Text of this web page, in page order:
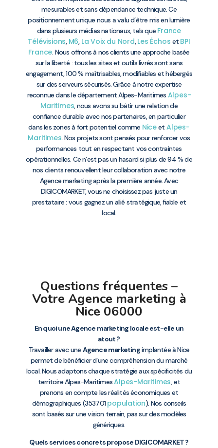
mesurables et sans dépendance technique. Ce
positionnement unique nous a valu d’être mis en lumière
dans plusieurs médias nationaux, tels que France
Télévisions, M6, La Voix du Nord,Les Échos et BPI
France. Nous offrons à nos clients une approche basée
sur la liberté : tous les sites et outils livrés sont sans
engagement, 100 % maîtrisables, modifiables et hébergés
sur des serveurs sécurisés. Grâce à notre expertise
reconnue dans le département Alpes-Maritimes Alpes-
Maritimes, nous avons su bâtir une relation de
confiance durable avec nos partenaires, en particulier
dans les zones à fort potentiel comme Niceet Alpes-
Maritimes. Nos projets sont pensés pour renforcer vos
performances tout en respectant vos contraintes
opérationnelles. Ce n’est pas un hasard si plus de 94 % de
nos clients renouvellent leur collaboration avec notre
Agence marketing après la première année. Avec
DIGICOMARKET, vous ne choisissez pas juste un
prestataire : vous gagnez un allié stratégique, fiable et
local.
Questions fréquentes –
Votre Agence marketing à
Nice 06000
En quoi une Agence marketing locale est-elle un
atout ?
Travailler avec une Agence marketingimplantée à Nice
permet de bénéficier d’une compréhension du marché
local. Nous adaptons chaque stratégie aux spécificités du
territoire Alpes-MaritimesAlpes-Maritimes, et
prenons en compte les réalités économiques et
démographiques (353701population). Nos conseils
sont basés sur une vision terrain, pas sur des modèles
génériques.
Quels services concrets propose DIGICOMARKET ?